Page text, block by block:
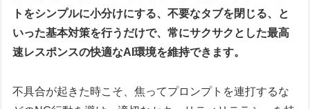
トをシンプルに小分けにする、不要なタブを閉じる、と
いった基本対策を行うだけで、常にサクサクとした最高
速レスポンスの快適なAI環境を維持できます。
不具合が起きた時こそ、焦ってプロンプトを連打するな